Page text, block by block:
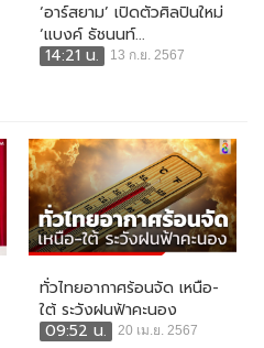
‘อาร์สยาม’ เปิดตัวศิลปินใหม่
‘แบงค์ ธัชนนท์...
14:21 น.
13 ก.ย. 2567
ทั่วไทยอากาศร้อนจัด เหนือ-
ใต้ ระวังฝนฟ้าคะนอง
09:52 น.
20 เม.ย. 2567